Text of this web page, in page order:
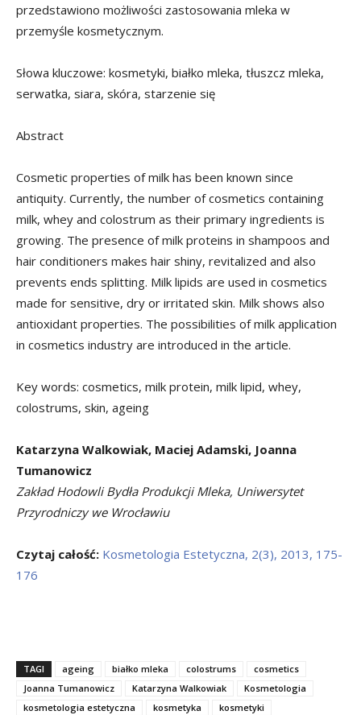
przedstawiono możliwości zastosowania mleka w
przemyśle kosmetycznym.
Słowa kluczowe: kosmetyki, białko mleka, tłuszcz mleka,
serwatka, siara, skóra, starzenie się
Abstract
Cosmetic properties of milk has been known since
antiquity. Currently, the number of cosmetics containing
milk, whey and colostrum as their primary ingredients is
growing. The presence of milk proteins in shampoos and
hair conditioners makes hair shiny, revitalized and also
prevents ends splitting. Milk lipids are used in cosmetics
made for sensitive, dry or irritated skin. Milk shows also
antioxidant properties. The possibilities of milk application
in cosmetics industry are introduced in the article.
Key words: cosmetics, milk protein, milk lipid, whey,
colostrums, skin, ageing
Katarzyna Walkowiak, Maciej Adamski, Joanna
Tumanowicz
Zakład Hodowli Bydła Produkcji Mleka, Uniwersytet
Przyrodniczy we Wrocławiu
Czytaj całość: Kosmetologia Estetyczna, 2(3), 2013, 175-
176
TAGI ageing białko mleka colostrums
cosmetics
Joanna Tumanowicz
Katarzyna Walkowiak
Kosmetologia
kosmetologia estetyczna
kosmetyka
kosmetyki